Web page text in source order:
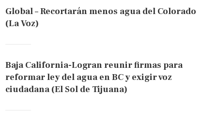
Global – Recortarán menos agua del Colorado
(La Voz)
Baja California-Logran reunir firmas para
reformar ley del agua en BC y exigir voz
ciudadana (El Sol de Tijuana)